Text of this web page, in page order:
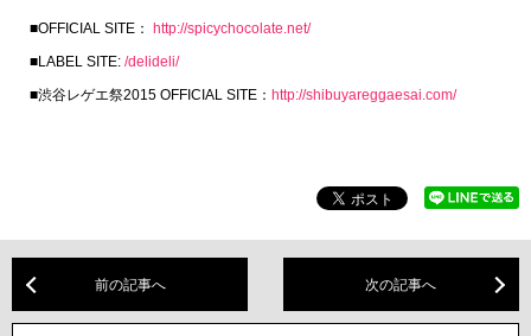
■OFFICIAL SITE： http://spicychocolate.net/
■LABEL SITE: /delideli/
■渋谷レゲエ祭2015 OFFICIAL SITE： http://shibuyareggaesai.com/
前の記事へ 次の記事へ